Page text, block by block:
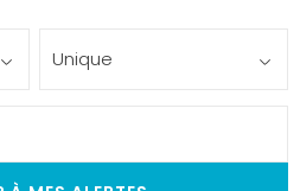
Unique